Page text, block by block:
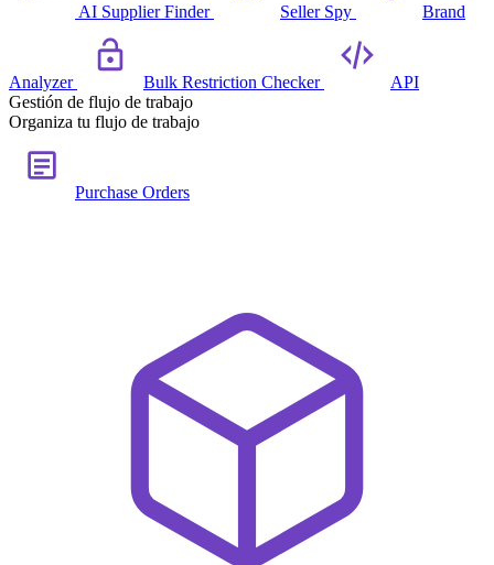
AI Supplier Finder Seller Spy Brand
Analyzer Bulk Restriction Checker
API
Gestión de flujo de trabajo
Organiza tu flujo de trabajo
Purchase Orders